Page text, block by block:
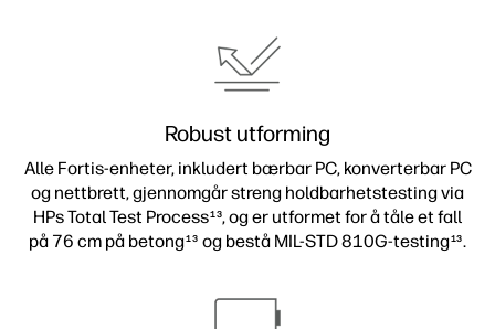
Robust utforming
Alle Fortis-enheter, inkludert bærbar PC, konverterbar PC
og nettbrett, gjennomgår streng holdbarhetstesting via
HPs Total Test Process13, og er utformet for å tåle et fall
på 76 cm på betong13 og bestå MIL-STD 810G-testing13.